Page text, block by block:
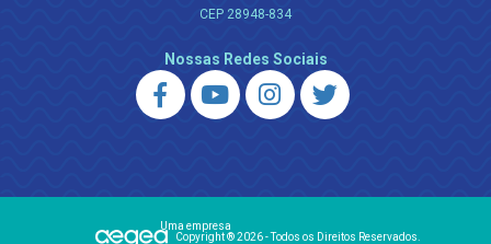
CEP 28948-834
Nossas Redes Sociais
Uma empresa
Copyright ® 2026 - Todos os Direitos Reservados.